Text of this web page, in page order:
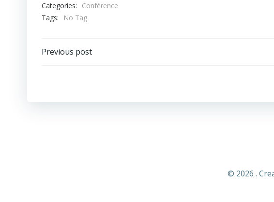
Categories:
Conférence
Tags:
No Tag
Post
Previous post
© 2026 .